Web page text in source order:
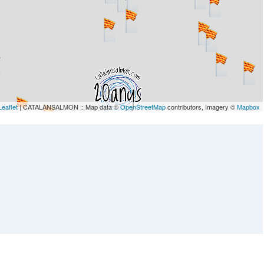
| CATALANSALMON :: Map data ©OpenStreetMapcontributors, Imagery ©Mapbox